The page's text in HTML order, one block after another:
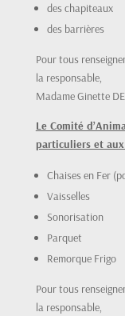
des chapiteaux
des barrières
Pour tous
la responsable,
Madame Ginette
Le Comité
particuliers et
Chaises en Fer
Vaisselles
Sonorisation
Parquet
Remorque Frigo
Pour tous
la responsable,